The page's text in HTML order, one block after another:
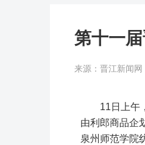
第十一
来源：晋江新闻网
11日上午
由利郎商品企
泉州师范学院